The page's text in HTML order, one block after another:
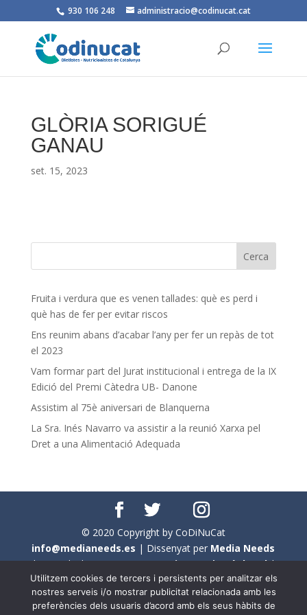
930 106 248 administracio@codinucat.cat
GLÒRIA SORIGUÉ
GANAU
set. 15, 2023
Fruita i verdura que es venen tallades: què es perd i
què has de fer per evitar riscos
Ens reunim abans d’acabar l’any per fer un repàs de tot
el 2023
Vam formar part del Jurat institucional i entrega de la IX
Edició del Premi Càtedra UB- Danone
Assistim al 75è aniversari de Blanquerna
La Sra. Inés Navarro va assistir a la reunió Xarxa pel
Dret a una Alimentació Adequada
© 2020 Copyright by CoDiNuCat
info@medianeeds.es | Dissenyat per Media Needs
| Tots els drets reservats aCoDiNuCat |Avís legal|
Avís per cookies
En aquest web s'ha tingut en compte l'ús no sexista del
Utilitzem cookies de tercers i persistents per analitzar els
nostres serveis i/o mostrar publicitat relacionada amb les
preferències dels usuaris d’acord amb els seus hàbits de